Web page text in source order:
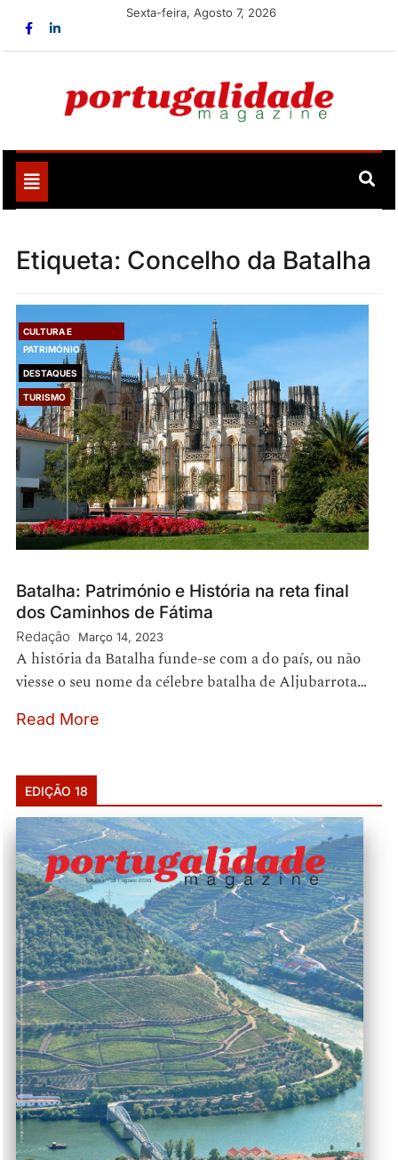
Sexta-feira, Agosto 7, 2026
Portugalidade
Toggle
navigation
Etiqueta: Concelho da Batalha
CULTURA E
PATRIMÓNIO
DESTAQUES
TURISMO
Batalha: Património e História na reta final
dos Caminhos de Fátima
Redação Março 14, 2023
A história da Batalha funde-se com a do país, ou não
viesse o seu nome da célebre batalha de Aljubarrota…
Read More
EDIÇÃO 18